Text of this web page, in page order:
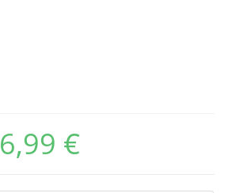
6,99 €